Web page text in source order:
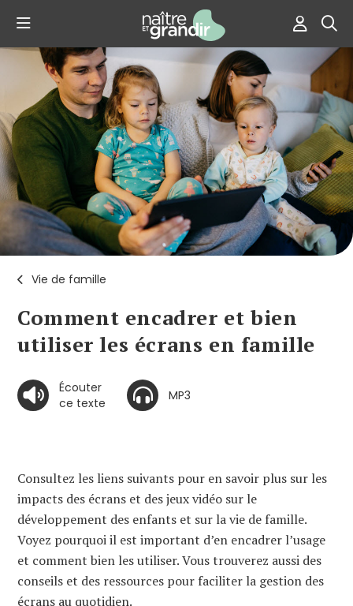
Vie de famille
Comment encadrer et bien
utiliser les écrans en famille
Écouter
ce texte
MP3
Consultez les liens suivants pour en savoir plus sur les
impacts des écrans et des jeux vidéo sur le
développement des enfants et sur la vie de famille.
Voyez pourquoi il est important d’en encadrer l’usage
et comment bien les utiliser. Vous trouverez aussi des
conseils et des ressources pour faciliter la gestion des
écrans au quotidien.